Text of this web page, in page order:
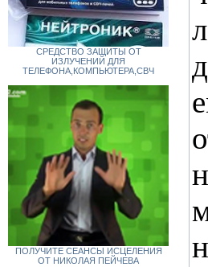
СРЕДСТВО ЗАЩИТЫ ОТ
ИЗЛУЧЕНИЙ ДЛЯ
ТЕЛЕФОНА,КОМПЬЮТЕРА,СВЧ
ПОЛУЧИТЕ СЕАНСЫ ИСЦЕЛЕНИЯ
ОТ НИКОЛАЯ ПЕЙЧЕВА